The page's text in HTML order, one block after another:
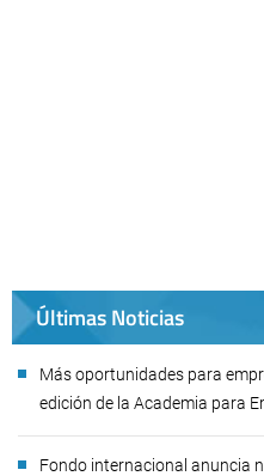
Últimas Noticias
Más oportunidades para
edición de la Academia para
Fondo internacional anuncia